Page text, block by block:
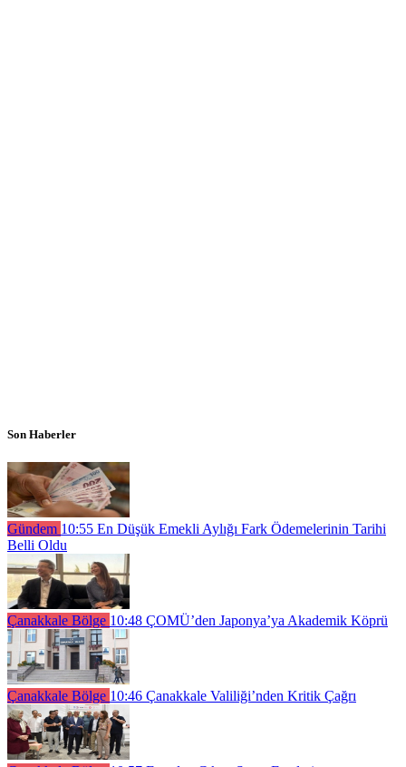
Son Haberler
Gündem 10:55 En Düşük Emekli Aylığı Fark Ödemelerinin Tarihi
Belli Oldu
Çanakkale Bölge 10:48 ÇOMÜ’den Japonya’ya Akademik Köprü
Çanakkale Bölge 10:46 Çanakkale Valiliği’nden Kritik Çağrı